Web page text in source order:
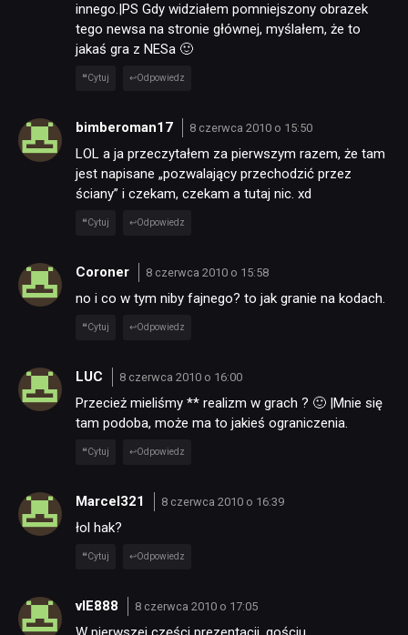
DYSKUSJE
SKLEP
innego.|PS Gdy widziałem pomniejszony obrazek
tego newsa na stronie głównej, myślałem, że to
jakaś gra z NESa 🙂
Cytuj Odpowiedz
bimberoman17 8 czerwca 2010 o 15:50
LOL a ja przeczytałem za pierwszym razem, że tam
jest napisane „pozwalający przechodzić przez
ściany” i czekam, czekam a tutaj nic. xd
Cytuj Odpowiedz
Coroner 8 czerwca 2010 o 15:58
no i co w tym niby fajnego? to jak granie na kodach.
Cytuj Odpowiedz
LUC 8 czerwca 2010 o 16:00
Przecież mieliśmy ** realizm w grach ? 🙂 |Mnie się
tam podoba, może ma to jakieś ograniczenia.
Cytuj Odpowiedz
Marcel321 8 czerwca 2010 o 16:39
łol hak?
Cytuj Odpowiedz
vIE888 8 czerwca 2010 o 17:05